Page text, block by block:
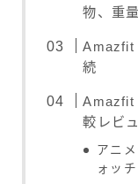
物、重量
Amazfit
続
Amazfit
較レビ
アニ
ォッ